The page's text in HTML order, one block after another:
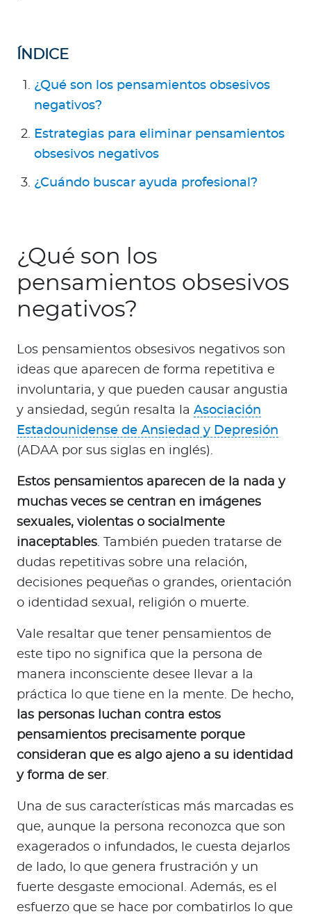
ÍNDICE
¿Qué son los pensamientos obsesivos
negativos?
Estrategias para eliminar pensamientos
obsesivos negativos
¿Cuándo buscar ayuda profesional?
¿Qué son los
pensamientos obsesivos
negativos?
Los pensamientos obsesivos negativos son
ideas que aparecen de forma repetitiva e
involuntaria, y que pueden causar angustia
y ansiedad, según resalta la Asociación
Estadounidense de Ansiedad y Depresión
(ADAA por sus siglas en inglés).
Estos pensamientos aparecen de la nada y
muchas veces se centran en imágenes
sexuales, violentas o socialmente
inaceptables. También pueden tratarse de
dudas repetitivas sobre una relación,
decisiones pequeñas o grandes, orientación
o identidad sexual, religión o muerte.
Vale resaltar que tener pensamientos de
este tipo no significa que la persona de
manera inconsciente desee llevar a la
práctica lo que tiene en la mente. De hecho,
las personas luchan contra estos
pensamientos precisamente porque
consideran que es algo ajeno a su identidad
y forma de ser.
Una de sus características más marcadas es
que, aunque la persona reconozca que son
exagerados o infundados, le cuesta dejarlos
de lado, lo que genera frustración y un
fuerte desgaste emocional. Además, es el
esfuerzo que se hace por combatirlos lo que